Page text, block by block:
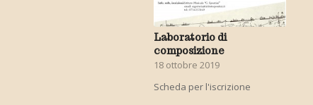
Laboratorio di
composizione
18 ottobre 2019
Scheda per l'iscrizione